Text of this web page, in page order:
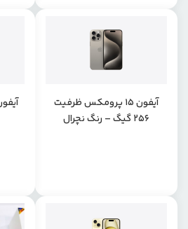
آیفون ۱۵ پرومکس ظرفیت
۲۵۶ گیگ – رنگ نچرال